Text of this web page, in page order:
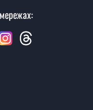
- від 1600 грн.
двері
годин, за умови
викликати